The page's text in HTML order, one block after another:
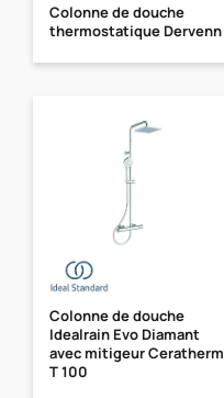
Colonne de douche
thermostatique Dervenn
Colonne de douche
Idealrain Evo Diamant
avec mitigeur Ceratherm
T 100